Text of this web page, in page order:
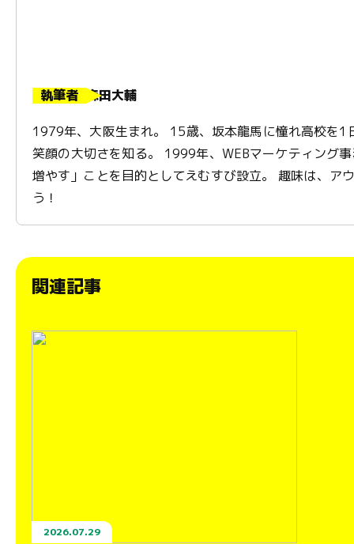
執筆者 森田大輔
1979年、大阪生まれ。 15歳、坂本龍馬に憧れ高校を
笑顔の大切さを知る。 1999年、WEBマーケティング
増やす」ことを目的としてえむすび設立。 趣味は、ア
う！
関連記事
2026.07.29